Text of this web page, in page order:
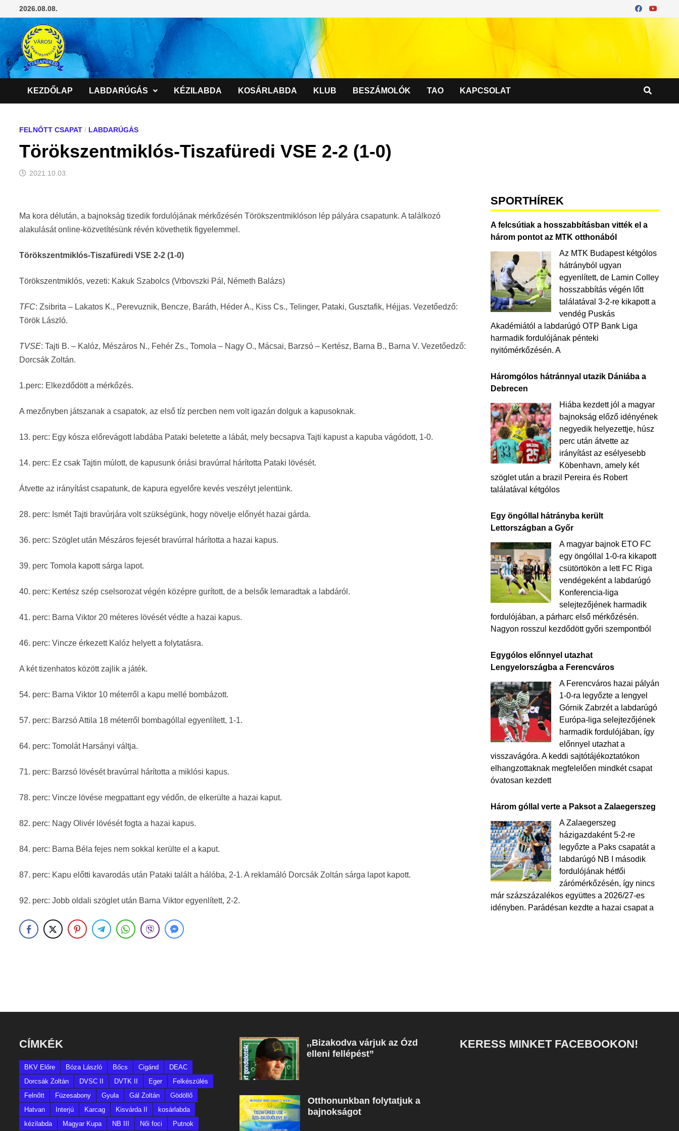
to
2026.08.08.
KEZDŐLAP LABDARÚGÁS KÉZILABDA KOSÁRLABDA KLUB BESZÁMOLÓK TAO KAPCSOLAT
FELNŐTT CSAPAT / LABDARÚGÁS
Törökszentmiklós-Tiszafüredi VSE 2-2 (1-0)
2021.10.03.
Ma kora délután, a bajnokság tizedik fordulójának mérkőzésén Törökszentmiklóson lép pályára csapatunk. A találkozó
alakulását online-közvetítésünk révén követhetik figyelemmel.
Törökszentmiklós-Tiszafüredi VSE 2-2 (1-0)
Törökszentmiklós, vezeti: Kakuk Szabolcs (Vrbovszki Pál, Németh Balázs)
TFC: Zsibrita – Lakatos K., Perevuznik, Bencze, Baráth, Héder A., Kiss Cs., Telinger, Pataki, Gusztafik, Héjjas. Vezetőedző:
Török László.
TVSE: Tajti B. – Kalóz, Mészáros N., Fehér Zs., Tomola – Nagy O., Mácsai, Barzsó – Kertész, Barna B., Barna V. Vezetőedző:
Dorcsák Zoltán.
1.perc: Elkezdődött a mérkőzés.
A mezőnyben játszanak a csapatok, az első tíz percben nem volt igazán dolguk a kapusoknak.
13. perc: Egy kósza előrevágott labdába Pataki beletette a lábát, mely becsapva Tajti kapust a kapuba vágódott, 1-0.
14. perc: Ez csak Tajtin múlott, de kapusunk óriási bravúrral hárította Pataki lövését.
Átvette az irányítást csapatunk, de kapura egyelőre kevés veszélyt jelentünk.
28. perc: Ismét Tajti bravúrjára volt szükségünk, hogy növelje előnyét hazai gárda.
36. perc: Szöglet után Mészáros fejesét bravúrral hárította a hazai kapus.
39. perc Tomola kapott sárga lapot.
40. perc: Kertész szép cselsorozat végén középre gurított, de a belsők lemaradtak a labdáról.
41. perc: Barna Viktor 20 méteres lövését védte a hazai kapus.
46. perc: Vincze érkezett Kalóz helyett a folytatásra.
A két tizenhatos között zajlik a játék.
54. perc: Barna Viktor 10 méterről a kapu mellé bombázott.
57. perc: Barzsó Attila 18 méterről bombagóllal egyenlített, 1-1.
64. perc: Tomolát Harsányi váltja.
71. perc: Barzsó lövését bravúrral hárította a miklósi kapus.
78. perc: Vincze lövése megpattant egy védőn, de elkerülte a hazai kaput.
82. perc: Nagy Olivér lövését fogta a hazai kapus.
84. perc: Barna Béla fejes nem sokkal kerülte el a kaput.
87. perc: Kapu előtti kavarodás után Pataki talált a hálóba, 2-1. A reklamáló Dorcsák Zoltán sárga lapot kapott.
92. perc: Jobb oldali szöglet után Barna Viktor egyenlített, 2-2.
SPORTHÍREK
A felcsútiak a hosszabbításban vitték el a
három pontot az MTK otthonából
Az MTK Budapest kétgólos
hátrányból ugyan
egyenlített, de Lamin Colley
hosszabbítás végén lőtt
találatával 3-2-re kikapott a
vendég Puskás
Akadémiától a labdarúgó OTP Bank Liga
harmadik fordulójának pénteki
nyitómérkőzésén. A
Háromgólos hátránnyal utazik Dániába a
Debrecen
Hiába kezdett jól a magyar
bajnokság előző idényének
negyedik helyezettje, húsz
perc után átvette az
irányítást az esélyesebb
Köbenhavn, amely két
szöglet után a brazil Pereira és Robert
találatával kétgólos
Egy öngóllal hátrányba került
Lettországban a Győr
A magyar bajnok ETO FC
egy öngóllal 1-0-ra kikapott
csütörtökön a lett FC Riga
vendégeként a labdarúgó
Konferencia-liga
selejtezőjének harmadik
fordulójában, a párharc első mérkőzésén.
Nagyon rosszul kezdődött győri szempontból
Egygólos előnnyel utazhat
Lengyelországba a Ferencváros
A Ferencváros hazai pályán
1-0-ra legyőzte a lengyel
Górnik Zabrzét a labdarúgó
Európa-liga selejtezőjének
harmadik fordulójában, így
előnnyel utazhat a
visszavágóra. A keddi sajtótájékoztatókon
elhangzottaknak megfelelően mindkét csapat
óvatosan kezdett
Három góllal verte a Paksot a Zalaegerszeg
A Zalaegerszeg
házigazdaként 5-2-re
legyőzte a Paks csapatát a
labdarúgó NB I második
fordulójának hétfői
zárómérkőzésén, így nincs
már százszázalékos együttes a 2026/27-es
idényben. Parádésan kezdte a hazai csapat a
CÍMKÉK
BKV Előre Bóza László Bőcs Cigánd
DEAC
Dorcsák Zoltán
DVSC II DVTK II Eger
Felkészülés
Felnőtt
Füzesabony Gyula Gál Zoltán
Gödöllő
Hatvan
Interjú Karcag Kisvárda II
kosárlabda
kézilabda
Magyar Kupa NB III Női foci Putnok
,,Bizakodva várjuk az Ózd
elleni fellépést”
Otthonunkban folytatjuk a
bajnokságot
KERESS MINKET FACEBOOKON!